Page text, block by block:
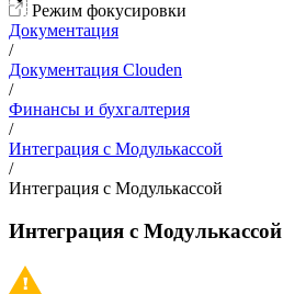
Режим фокусировки
Документация
/
Документация Clouden
/
Финансы и бухгалтерия
/
Интеграция с Модулькассой
/
Интеграция с Модулькассой
Интеграция с Модулькассой